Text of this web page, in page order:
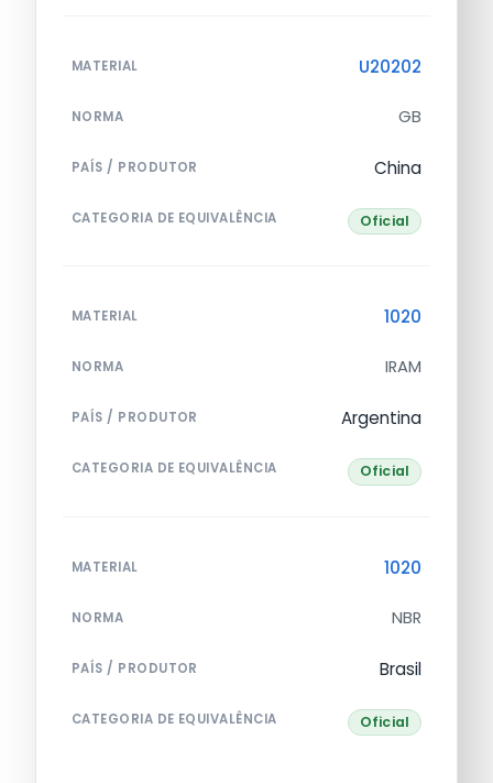
MATERIAL U20202
NORMA GB
PAÍS / PRODUTOR China
CATEGORIA DE EQUIVALÊNCIA Oficial
MATERIAL 1020
NORMA IRAM
PAÍS / PRODUTOR Argentina
CATEGORIA DE EQUIVALÊNCIA Oficial
MATERIAL 1020
NORMA NBR
PAÍS / PRODUTOR Brasil
CATEGORIA DE EQUIVALÊNCIA Oficial